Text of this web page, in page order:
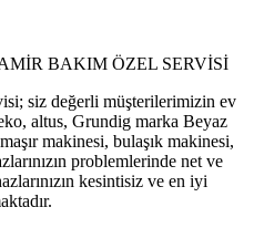
BAKIM ÖZEL SERVİSİ
siz değerli müşterilerimizin ev
altus, Grundig marka Beyaz
makinesi, bulaşık makinesi,
problemlerinde net ve
kesintisiz ve en iyi